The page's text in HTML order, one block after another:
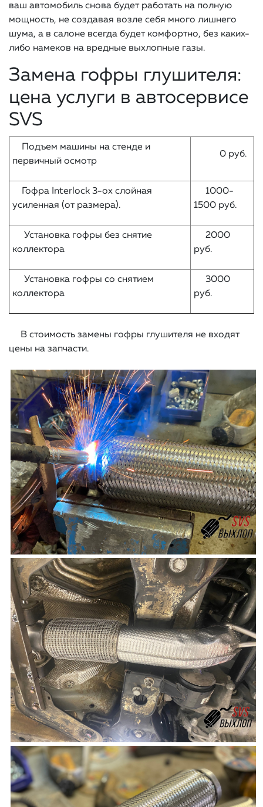
ваш автомобиль снова будет работать на полную
мощность, не создавая возле себя много лишнего
шума, а в салоне всегда будет комфортно, без каких-
либо намеков на вредные выхлопные газы.
Замена гофры глушителя:
цена услуги в автосервисе
SVS
Подъем машины на стенде и
первичный осмотр
0 руб.
Гофра Interlock 3-ох слойная
усиленная (от размера).
1000-
1500 руб.
Установка гофры без снятие
коллектора
2000
руб.
Установка гофры со снятием
коллектора
3000
руб.
В стоимость замены гофры глушителя не входят
цены на запчасти.